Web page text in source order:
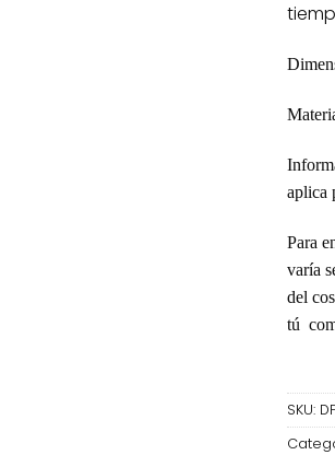
aplica
Para
varía
del
tú
SKU: